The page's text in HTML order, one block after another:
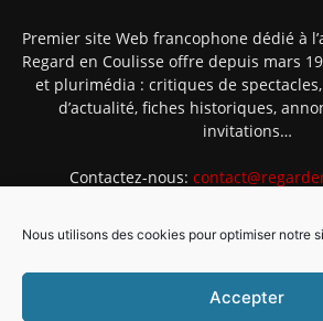
Nous utilisons des cookies pour optimiser notre
Accepter
Premier site Web francophone dédié à
Regard en Coulisse offre depuis mars
et plurimédia : critiques de
d’actualité, fiches historiques,
invitations…
Contactez-nous: